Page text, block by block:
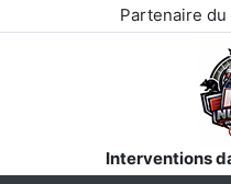
Partenaire du
Interventions